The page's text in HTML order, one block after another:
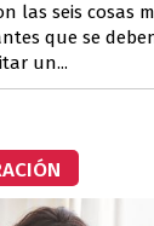
las seis cosas
que se
un...